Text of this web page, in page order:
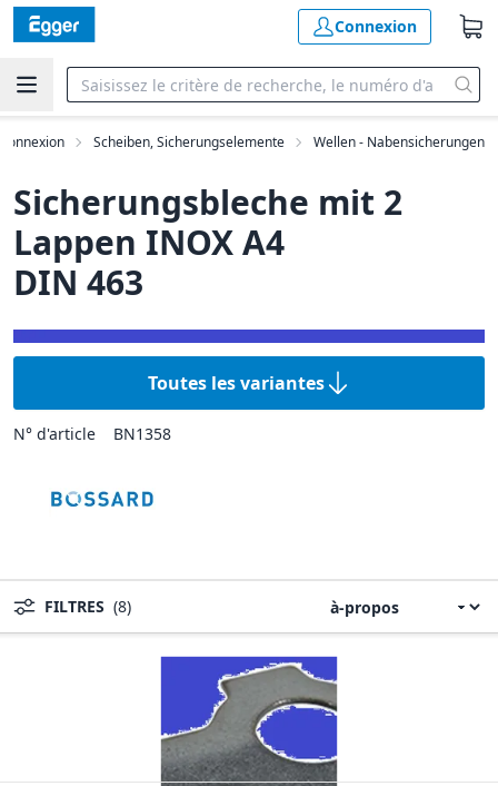
Connexion
Scheiben, Sicherungselemente Wellen - Nabensicherungen
Sicherungsbleche mit 2
Lappen INOX A4
DIN 463
Toutes les variantes
N° d'article BN1358
FILTRES (8)